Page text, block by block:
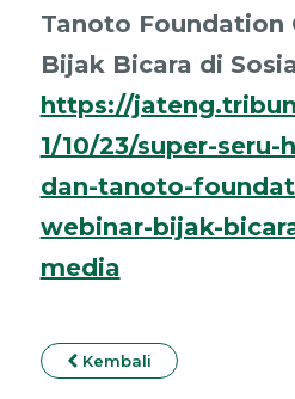
Tanoto Foundation
Bijak Bicara di
https://
1/10/23/super-
dan-tanoto-
webinar-bijak-
media
Kembali